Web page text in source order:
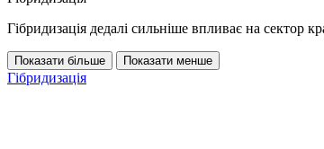
Гібридизація дедалі сильніше впливає на сектор
Показати більше Показати менше
Гібридизація